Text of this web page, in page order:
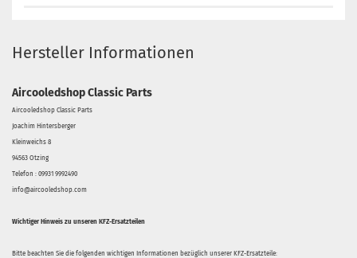
Hersteller Informationen
Aircooledshop Classic Parts
Aircooledshop Classic Parts
Joachim Hintersberger
Kleinweichs 8
94563 Otzing
Telefon : 09931 9992490
info@aircooledshop.com
Wichtiger Hinweis zu unseren KFZ-Ersatzteilen
Bitte beachten Sie die folgenden wichtigen Informationen bezüglich unserer KFZ-Ersatzteile: